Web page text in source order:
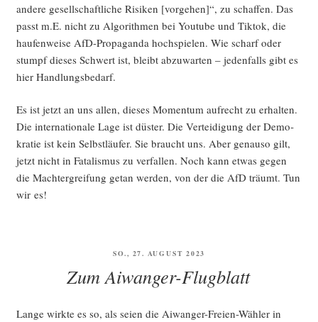
ande­re gesell­schaft­li­che Risi­ken [vor­ge­hen]“, zu schaf­fen. Das
passt m.E. nicht zu Algo­rith­men bei You­tube und Tik­tok, die
hau­fen­wei­se AfD-Pro­pa­gan­da hoch­spie­len. Wie scharf oder
stumpf die­ses Schwert ist, bleibt abzu­war­ten – jeden­falls gibt es
hier Handlungsbedarf.
Es ist jetzt an uns allen, die­ses Momen­tum auf­recht zu erhal­ten.
Die inter­na­tio­na­le Lage ist düs­ter. Die Ver­tei­di­gung der Demo­
kra­tie ist kein Selbst­läu­fer. Sie braucht uns. Aber genau­so gilt,
jetzt nicht in Fata­lis­mus zu ver­fal­len. Noch kann etwas gegen
die Macht­er­grei­fung getan wer­den, von der die AfD träumt. Tun
wir es!
VERÖFFENTLICHT
SO., 27. AUGUST 2023
Zum Aiwanger-Flugblatt
Lan­ge wirk­te es so, als sei­en die Aiwan­ger-Frei­en-Wäh­ler in